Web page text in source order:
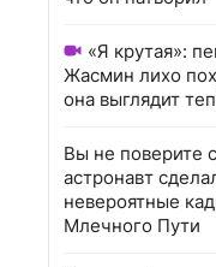
«Я крутая»:
Жасмин лихо
она выглядит
Вы не поверите
астронавт
невероятные
Млечного Пути